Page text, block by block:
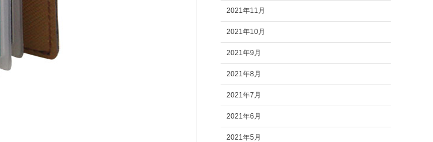
2021年11月
2021年10月
2021年9月
2021年8月
2021年7月
2021年6月
2021年5月